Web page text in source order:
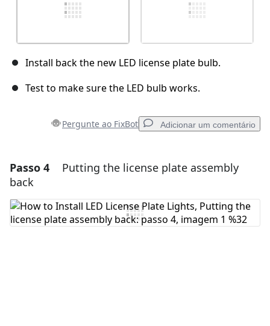
Install back the new LED license plate bulb.
Test to make sure the LED bulb works.
Pergunte ao FixBot Adicionar um comentário
Adicionar um comentário
Comentar
Passo 4
Putting the license plate assembly
back